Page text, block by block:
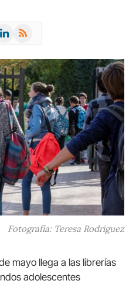
RSS
Fotografía: Teresa Rodríguez
mayo llega a las librerías
adolescentes